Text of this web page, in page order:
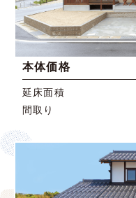
本体価格
延床面積
間取り